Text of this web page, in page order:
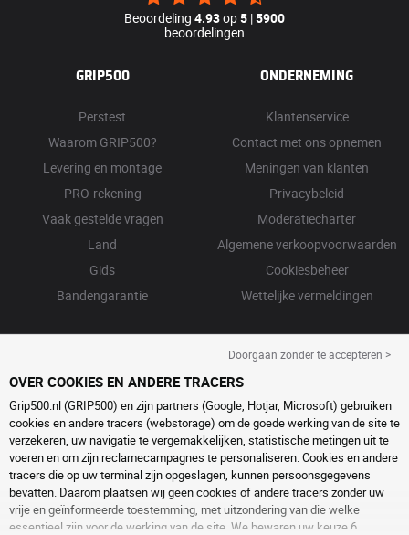
Beoordeling 4.93op5 |5900
beoordelingen
GRIP500
Perstest
Waarom GRIP500?
Levering en montage
PRO-rekening
Vaak gestelde vragen
Land
Gids
Bandengarantie
ONDERNEMING
Klantenservice
Contact met ons opnemen
Meningen van klanten
Privacybeleid
Moderatiecharter
Algemene verkoopvoorwaarden
Cookiesbeheer
Wettelijke vermeldingen
Doorgaan zonder te accepteren >
OVER COOKIES EN ANDERE TRACERS
Grip500.nl (GRIP500) en zijn partners (Google, Hotjar, Microsoft) gebruiken
cookies en andere tracers (webstorage) om de goede werking van de site te
verzekeren, uw navigatie te vergemakkelijken, statistische metingen uit te
voeren en om zijn reclamecampagnes te personaliseren. Cookies en andere
tracers die op uw terminal zijn opgeslagen, kunnen persoonsgegevens
bevatten. Daarom plaatsen wij geen cookies of andere tracers zonder uw
vrije en geïnformeerde toestemming, met uitzondering van die welke
essentieel zijn voor de werking van de site. We bewaren uw keuze 6